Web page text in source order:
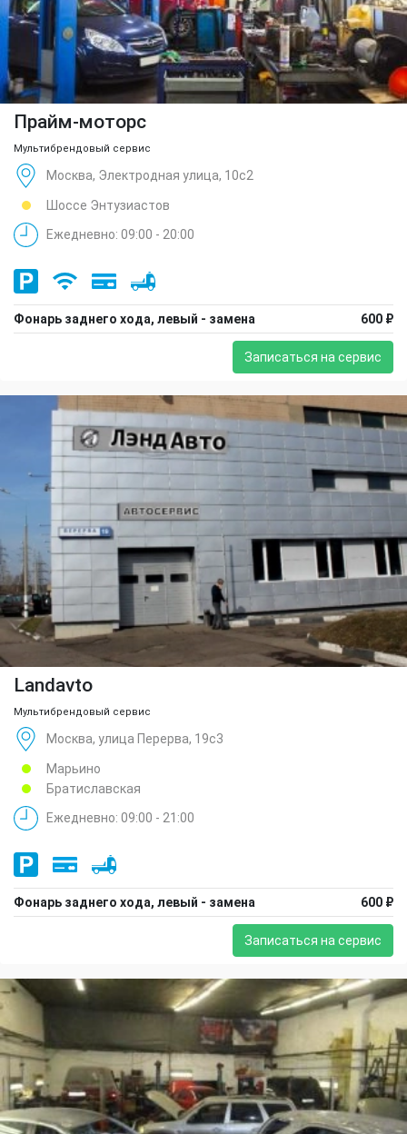
Прайм-моторс
Мультибрендовый сервис
Москва, Электродная улица, 10с2
Шоссе Энтузиастов
Ежедневно: 09:00 - 20:00
Фонарь заднего хода, левый - замена 600 ₽
Записаться на сервис
Landavto
Мультибрендовый сервис
Москва, улица Перерва, 19с3
Марьино
Братиславская
Ежедневно: 09:00 - 21:00
Фонарь заднего хода, левый - замена 600 ₽
Записаться на сервис